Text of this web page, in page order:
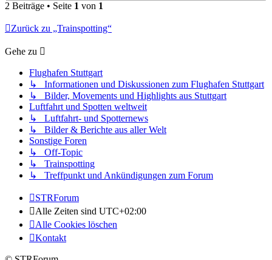
2 Beiträge • Seite 1 von 1
Zurück zu „Trainspotting“
Gehe zu
Flughafen Stuttgart
↳ Informationen und Diskussionen zum Flughafen Stuttgart
↳ Bilder, Movements und Highlights aus Stuttgart
Luftfahrt und Spotten weltweit
↳ Luftfahrt- und Spotternews
↳ Bilder & Berichte aus aller Welt
Sonstige Foren
↳ Off-Topic
↳ Trainspotting
↳ Treffpunkt und Ankündigungen zum Forum
STRForum
Alle Zeiten sind UTC+02:00
Alle Cookies löschen
Kontakt